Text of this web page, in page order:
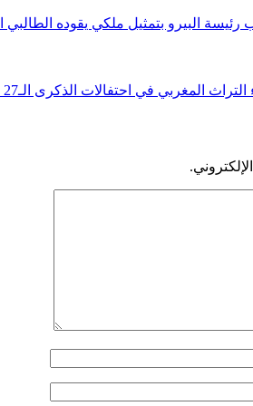
البيرو بتمثيل ملكي يقوده الطالبي
المغربي في احتفالات الذكرى الـ27 لعيد العرش